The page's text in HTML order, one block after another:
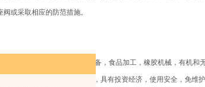
或采取相应的防范措施。
印染和漂白，制药及医疗设备，食品加工，橡胶机械，有机和
体及液体，与其他阀门相比，具有投资经济，使用安全，免维